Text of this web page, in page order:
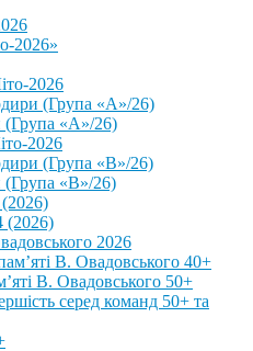
2026»
2026
(Група «А»/26)
(Група «А»/26)
2026
(Група «В»/26)
(Група «В»/26)
(2026)
2026
В. Овадовського 40+
В. Овадовського 50+
серед команд 50+ та